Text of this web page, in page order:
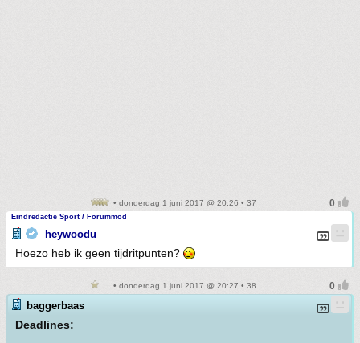
• donderdag 1 juni 2017 @ 20:26 • 37
Eindredactie Sport / Forummod
heywoodu
Hoezo heb ik geen tijdritpunten?
• donderdag 1 juni 2017 @ 20:27 • 38
baggerbaas
Deadlines: